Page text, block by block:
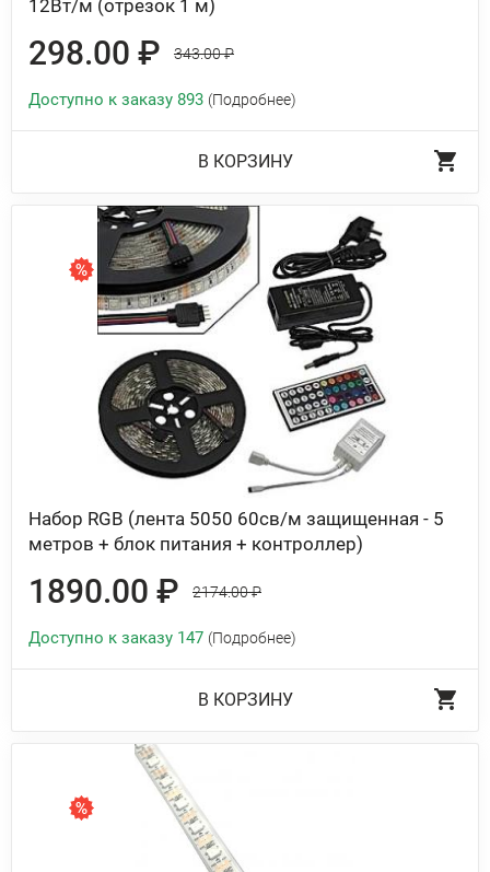
12Вт/м (отрезок 1 м)
298.00 ₽ 343.00 ₽
Доступно к заказу 893 (Подробнее)
В КОРЗИНУ
Набор RGB (лента 5050 60св/м защищенная - 5
метров + блок питания + контроллер)
1890.00 ₽ 2174.00 ₽
Доступно к заказу 147 (Подробнее)
В КОРЗИНУ